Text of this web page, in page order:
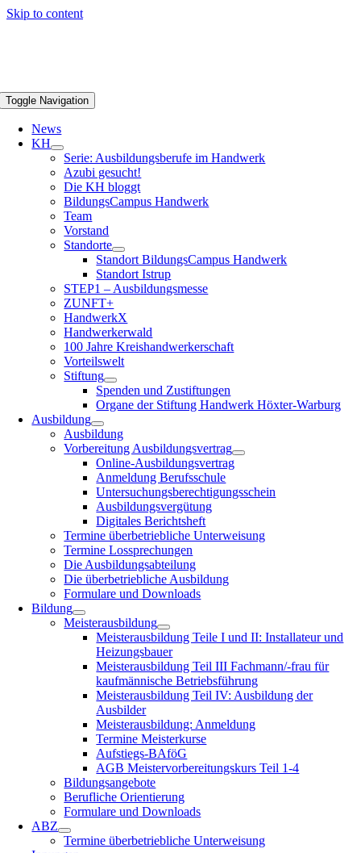
Skip to content
Toggle Navigation
News
KH
Serie: Ausbildungsberufe im Handwerk
Azubi gesucht!
Die KH bloggt
BildungsCampus Handwerk
Team
Vorstand
Standorte
Standort BildungsCampus Handwerk
Standort Istrup
STEP1 – Ausbildungsmesse
ZUNFT+
HandwerkX
Handwerkerwald
100 Jahre Kreishandwerkerschaft
Vorteilswelt
Stiftung
Spenden und Zustiftungen
Organe der Stiftung Handwerk Höxter-Warburg
Ausbildung
Ausbildung
Vorbereitung Ausbildungsvertrag
Online-Ausbildungsvertrag
Anmeldung Berufsschule
Untersuchungsberechtigungsschein
Ausbildungsvergütung
Digitales Berichtsheft
Termine überbetriebliche Unterweisung
Termine Lossprechungen
Die Ausbildungsabteilung
Die überbetriebliche Ausbildung
Formulare und Downloads
Bildung
Meisterausbildung
Meisterausbildung Teile I und II: Installateur und
Heizungsbauer
Meisterausbildung Teil III Fachmann/-frau für
kaufmännische Betriebsführung
Meisterausbildung Teil IV: Ausbildung der
Ausbilder
Meisterausbildung: Anmeldung
Termine Meisterkurse
Aufstiegs-BAföG
AGB Meistervorbereitungskurs Teil 1-4
Bildungsangebote
Berufliche Orientierung
Formulare und Downloads
ABZ
Termine überbetriebliche Unterweisung